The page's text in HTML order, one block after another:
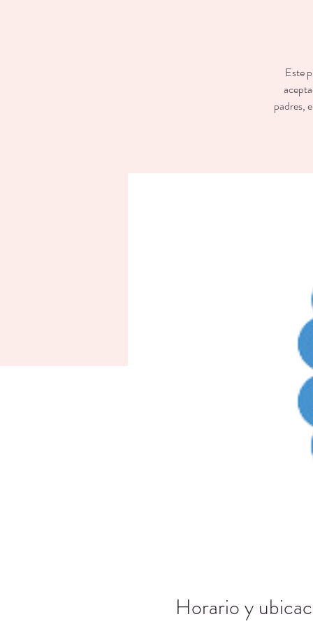
Este
padres,
Horario y